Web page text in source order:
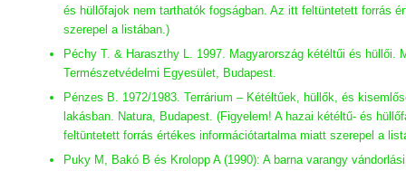
és hüllőfajok nem tarthatók fogságban. Az itt feltüntetett forrás
szerepel a listában.)
Péchy T. & Haraszthy L. 1997. Magyarország kétéltűi és hüllői.
Természetvédelmi Egyesület, Budapest.
Pénzes B. 1972/1983. Terrárium – Kétéltűek, hüllők, és
lakásban. Natura, Budapest. (Figyelem! A hazai kétéltű- és
feltüntetett forrás értékes információtartalma miatt szerepel a
Puky M, Bakó B és Krolopp A (1990): A barna varangy